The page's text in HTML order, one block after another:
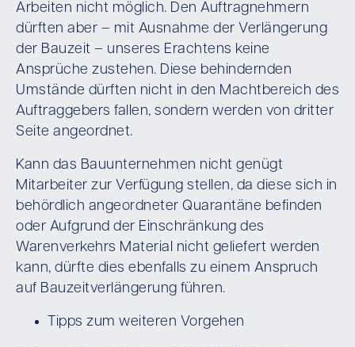
Arbeiten nicht möglich. Den Auftragnehmern
dürften aber – mit Ausnahme der Verlängerung
der Bauzeit – unseres Erachtens keine
Ansprüche zustehen. Diese behindernden
Umstände dürften nicht in den Machtbereich des
Auftraggebers fallen, sondern werden von dritter
Seite angeordnet.
Kann das Bauunternehmen nicht genügt
Mitarbeiter zur Verfügung stellen, da diese sich in
behördlich angeordneter Quarantäne befinden
oder Aufgrund der Einschränkung des
Warenverkehrs Material nicht geliefert werden
kann, dürfte dies ebenfalls zu einem Anspruch
auf Bauzeitverlängerung führen.
Tipps zum weiteren Vorgehen